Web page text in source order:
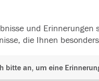
und Erinnerungen
die Ihnen
bitte an, um eine